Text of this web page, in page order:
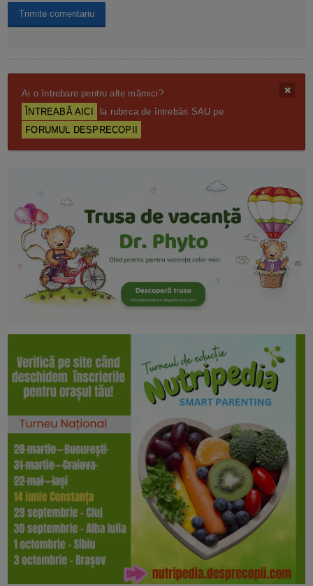
Ai o întrebare pentru alte mămici?
ÎNTREABĂ AICI
la rubrica de întrebări SAU pe
FORUMUL DESPRECOPII